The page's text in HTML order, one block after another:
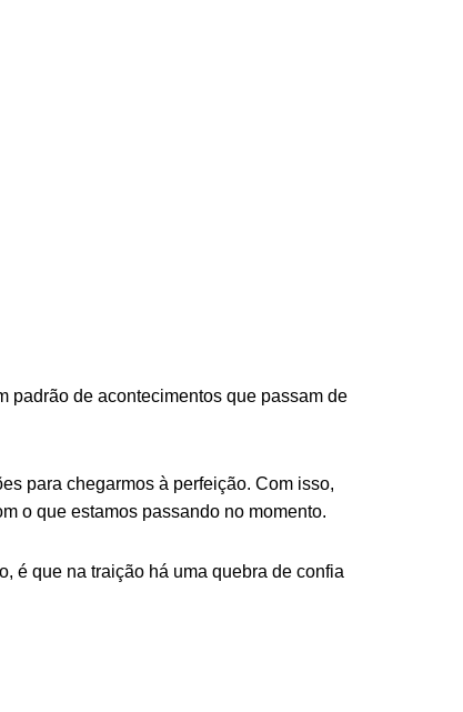
padrão de acontecimentos que passam de
para chegarmos à perfeição. Com isso,
o que estamos passando no momento.
é que na traição há uma quebra de confia